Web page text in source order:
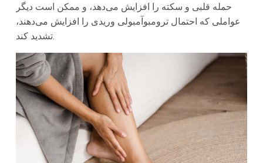
حمله قلبی و سکته را افزایش می‌دهد، و ممکن است دیگر
عواملی که احتمال ترومبوآمبولی وریدی را افزایش می‌دهند،
تشدید کند.